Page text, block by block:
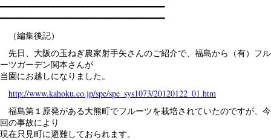
━━━━━━━━━━━━━━━━━━━━━━━━━━━━━━━━━━
━━━━━━━━━━━━━━━━━━━━━━━━━━━━━━━━━━
（編集後記）
先日、大阪の玉ねぎ農家射手矢さんのご紹介で、福島から（有）フル
ーツガーデン関本さんが
当園にお越しになりました。
http://www.kahoku.co.jp/spe/spe_sys1073/20120122_01.htm
福島第１原発がある大熊町でフルーツを栽培されていたのですが、今
回の事故により
現在只見町に避難しておられます。